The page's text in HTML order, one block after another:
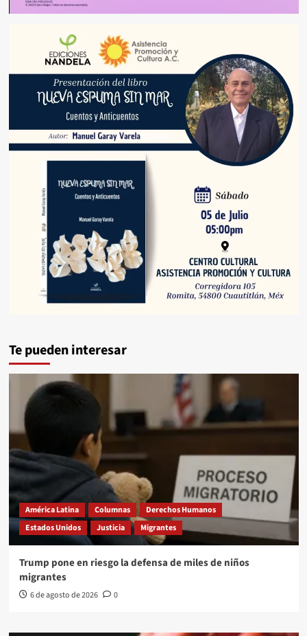
Te pueden interesar
América Latina Columnas
Derechos Humanos
Estados Unidos
Justicia Migrantes
Trump pone en riesgo la defensa de miles de niños
migrantes
6 de agosto de 2026 0